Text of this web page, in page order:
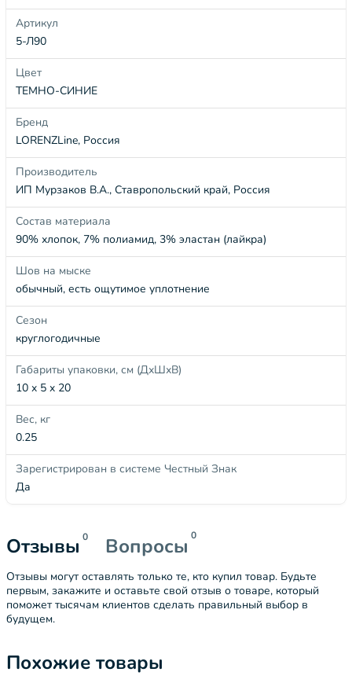
Артикул
5-Л90
Цвет
ТЕМНО-СИНИЕ
Бренд
LORENZLine, Россия
Производитель
ИП Мурзаков В.А., Ставропольский край, Россия
Состав материала
90% хлопок, 7% полиамид, 3% эластан (лайкра)
Шов на мыске
обычный, есть ощутимое уплотнение
Сезон
круглогодичные
Габариты упаковки, см (ДхШхВ)
10 x 5 x 20
Вес, кг
0.25
Зарегистрирован в системе Честный Знак
Да
Отзывы 0 Вопросы 0
Отзывы могут оставлять только те, кто купил товар. Будьте
первым, закажите и оставьте свой отзыв о товаре, который
поможет тысячам клиентов сделать правильный выбор в
будущем.
Похожие товары